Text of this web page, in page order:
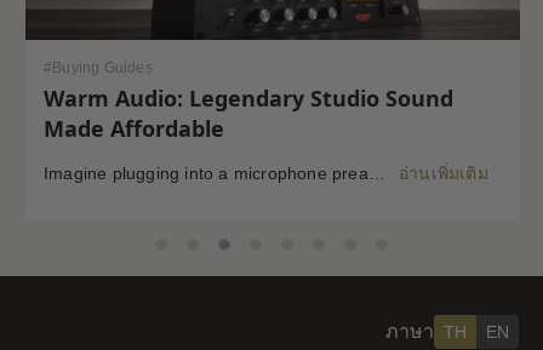
#Buying Guides
Warm Audio: Legendary Studio Sound
Made Affordable
อ่านเพิ่มเติม
ภาษา TH EN